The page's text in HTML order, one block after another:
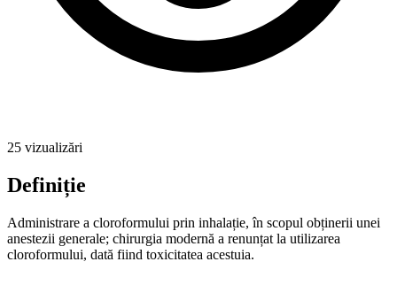
25 vizualizări
Definiție
Administrare a cloroformului prin inhalație, în scopul obținerii unei
anestezii generale; chirurgia modernă a renunțat la utilizarea
cloroformului, dată fiind toxicitatea acestuia.